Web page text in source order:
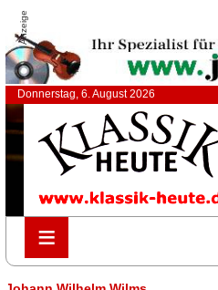
Anzeige
Donnerstag, 6. August 2026
≡
≡